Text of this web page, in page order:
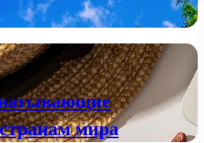
мира